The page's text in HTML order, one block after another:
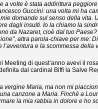
a volte è stata addirittura
Guccini: una volta mi ha
domande sul senso della vita.
dagli insulti. Io la chiamo la
da Nazaret, cioè dal tuo
altra parola-chiave per me:
l’avventura e la scommessa della
Meeting di quest’anno avevi il
dal cardinal Biffi la Salve
vergine Maria, ma non mi
canzone a Maria. Finché a
la mia rabbia in dolore e ho